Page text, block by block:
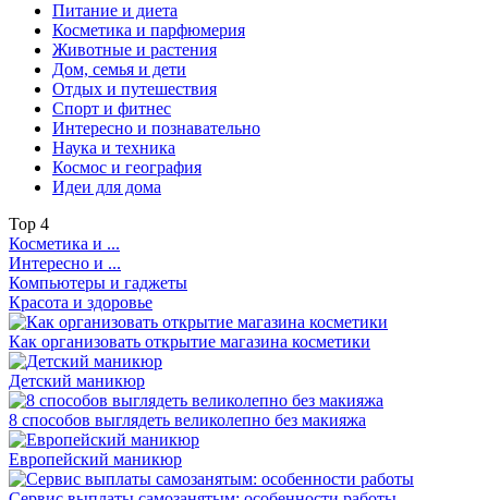
Питание и диета
Косметика и парфюмерия
Животные и растения
Дом, семья и дети
Отдых и путешествия
Спорт и фитнес
Интересно и познавательно
Наука и техника
Космос и география
Идеи для дома
Top 4
Косметика и ...
Интересно и ...
Компьютеры и гаджеты
Красота и здоровье
Как организовать открытие магазина косметики
Детский маникюр
8 способов выглядеть великолепно без макияжа
Европейский маникюр